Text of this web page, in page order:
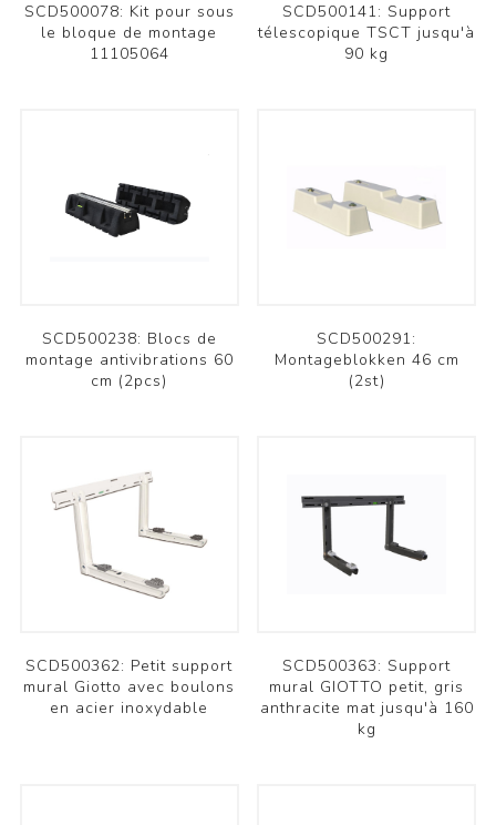
SCD500078: Kit pour sous
le bloque de montage
11105064
SCD500141: Support
télescopique TSCT jusqu'à
90 kg
SCD500238: Blocs de
montage antivibrations 60
cm (2pcs)
SCD500291:
Montageblokken 46 cm
(2st)
SCD500362: Petit support
mural Giotto avec boulons
en acier inoxydable
SCD500363: Support
mural GIOTTO petit, gris
anthracite mat jusqu'à 160
kg